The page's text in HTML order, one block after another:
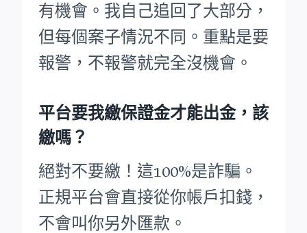
有機會。我自己追回了大部分，
但每個案子情況不同。重點是要
報警，不報警就完全沒機會。
平台要我繳保證金才能出金，該
繳嗎？
絕對不要繳！這100%是詐騙。
正規平台會直接從你帳戶扣錢，
不會叫你另外匯款。